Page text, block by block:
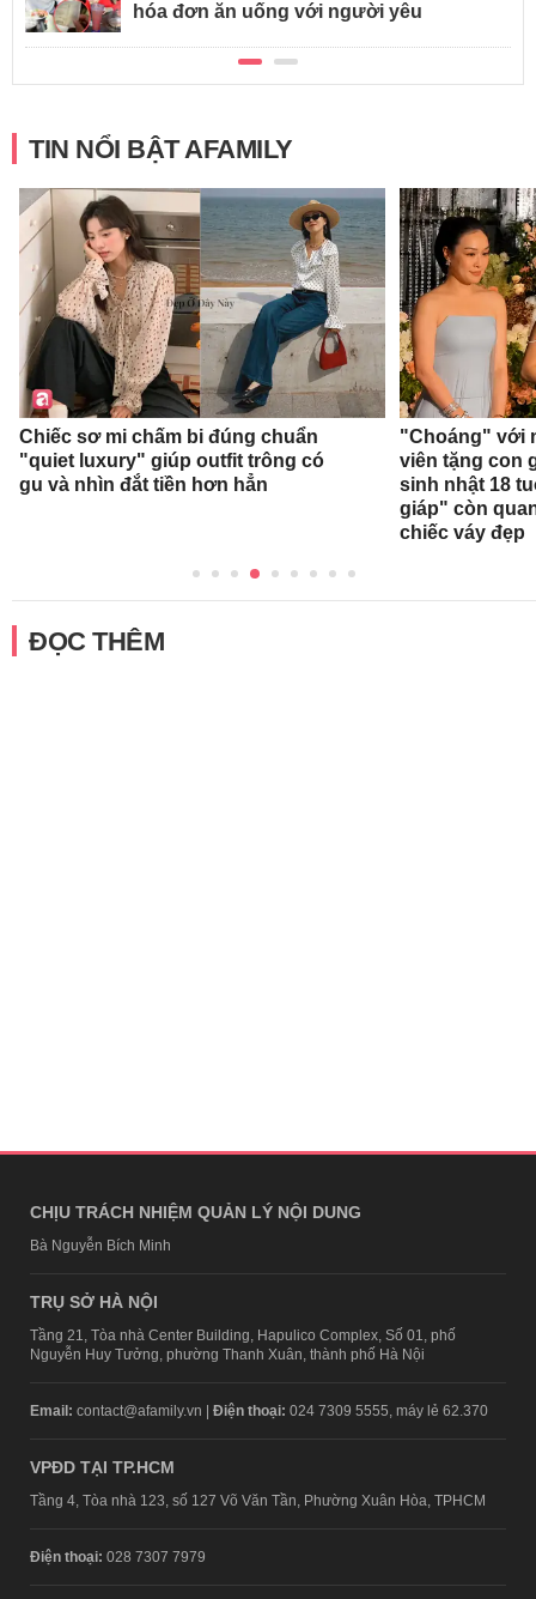
hóa đơn ăn uống với người yêu
TIN NỔI BẬT AFAMILY
Chiếc sơ mi chấm bi đúng chuẩn
"quiet luxury" giúp outfit trông có
gu và nhìn đắt tiền hơn hẳn
"Choáng" với
viên tặng con
sinh nhật 18
giáp" còn
chiếc váy đẹp
ĐỌC THÊM
CHỊU TRÁCH NHIỆM QUẢN LÝ NỘI DUNG
Bà Nguyễn Bích Minh
TRỤ SỞ HÀ NỘI
Tầng 21, Tòa nhà Center Building, Hapulico Complex, Số 01, phố
Nguyễn Huy Tưởng, phường Thanh Xuân, thành phố Hà Nội
Email: contact@afamily.vn | Điện thoại: 024 7309 5555, máy lẻ 62.370
VPĐD TẠI TP.HCM
Tầng 4, Tòa nhà 123, số 127 Võ Văn Tần, Phường Xuân Hòa, TPHCM
Điện thoại: 028 7307 7979